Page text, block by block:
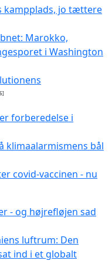
kampplads, jo tættere
Marokko,
i Washington
forberedelse i
klimaalarmismens bål
covid-vaccinen - nu
- og højrefløjen sad
luftrum: Den
ind i et globalt